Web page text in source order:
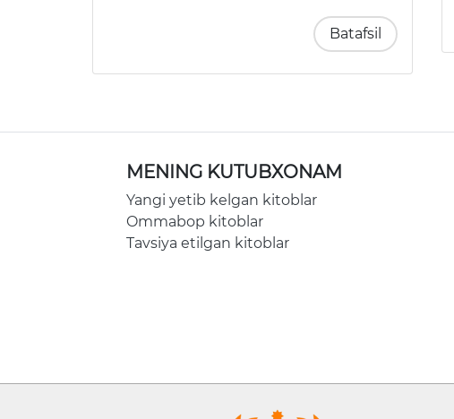
Batafsil
MENING KUTUBXONAM
Yangi yetib kelgan kitoblar
Ommabop kitoblar
Tavsiya etilgan kitoblar